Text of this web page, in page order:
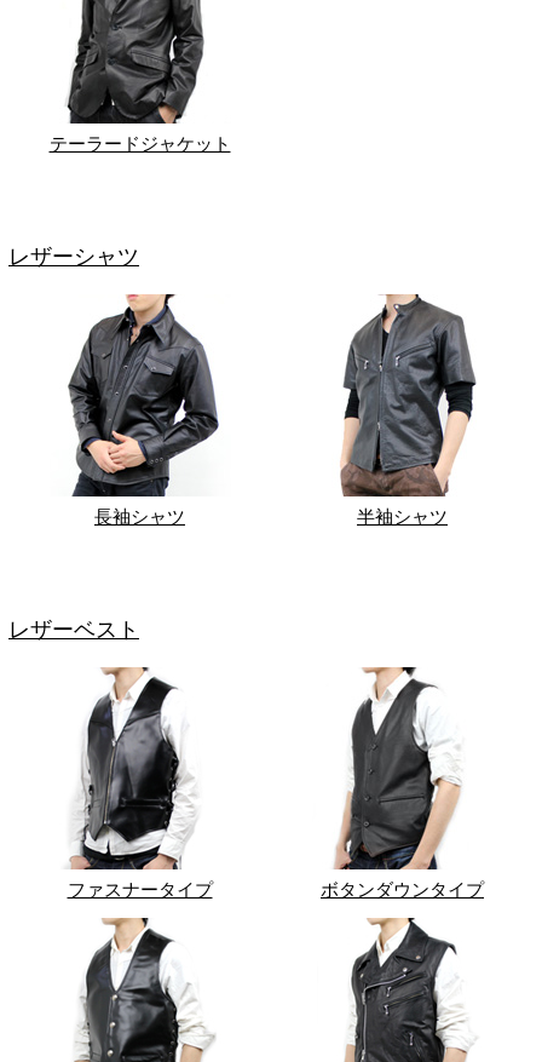
テーラードジャケット
レザーシャツ
長袖シャツ 半袖シャツ
レザーベスト
ファスナータイプ ボタンダウンタイプ